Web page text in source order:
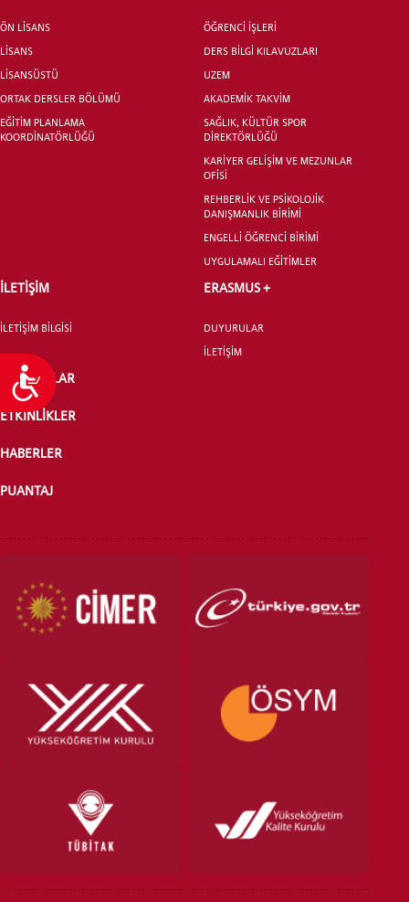
Ulaşılabilirlik
ÖN LİSANS
LİSANS
LİSANSÜSTÜ
ORTAK DERSLER BÖLÜMÜ
EĞİTİM PLANLAMA
KOORDİNATÖRLÜĞÜ
ÖĞRENCİ İŞLERİ
DERS BİLGİ KILAVUZLARI
UZEM
AKADEMİK TAKVİM
SAĞLIK, KÜLTÜR SPOR
DİREKTÖRLÜĞÜ
KARİYER GELİŞİM VE MEZUNLAR
OFİSİ
REHBERLİK VE PSİKOLOJİK
DANIŞMANLIK BİRİMİ
ENGELLİ ÖĞRENCİ BİRİMİ
UYGULAMALI EĞİTİMLER
İLETİŞİM
İLETİŞİM BİLGİSİ
ERASMUS +
DUYURULAR
İLETİŞİM
DUYURULAR
ETKİNLİKLER
HABERLER
PUANTAJ